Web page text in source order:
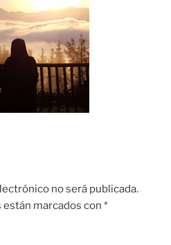
no será publicada.
marcados con *